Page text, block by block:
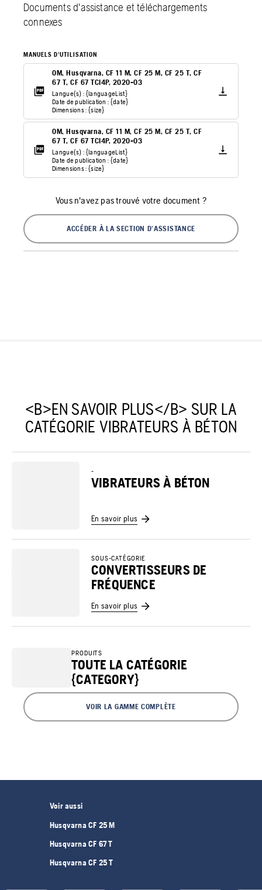
Documents d'assistance et téléchargements
connexes
MANUELS D'UTILISATION
OM, Husqvarna, CF 11 M, CF 25 M, CF 25 T, CF
67 T, CF 67 TCI4P, 2020-03
Langue(s) : {languageList}
Date de publication : {date}
Dimensions : {size}
OM, Husqvarna, CF 11 M, CF 25 M, CF 25 T, CF
67 T, CF 67 TCI4P, 2020-03
Langue(s) : {languageList}
Date de publication : {date}
Dimensions : {size}
Vous n'avez pas trouvé votre document ?
ACCÉDER À LA SECTION D'ASSISTANCE
<B>EN SAVOIR PLUS</B> SUR LA
CATÉGORIE VIBRATEURS À BÉTON
-
VIBRATEURS À BÉTON
En savoir plus
SOUS-CATÉGORIE
CONVERTISSEURS DE
FRÉQUENCE
En savoir plus
PRODUITS
TOUTE LA CATÉGORIE
{CATEGORY}
VOIR LA GAMME COMPLÈTE
Voir aussi
Husqvarna CF 25 M
Husqvarna CF 67 T
Husqvarna CF 25 T